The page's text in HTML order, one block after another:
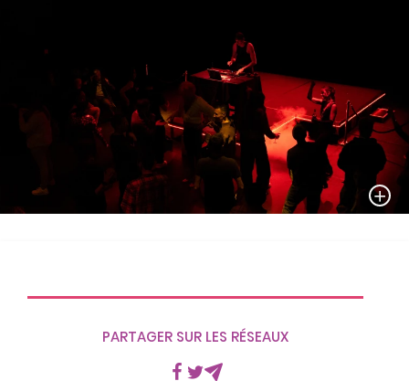
PARTAGER SUR LES RÉSEAUX
Facebook
Twitter
Mail